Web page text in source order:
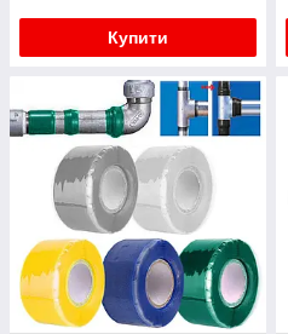
Купити